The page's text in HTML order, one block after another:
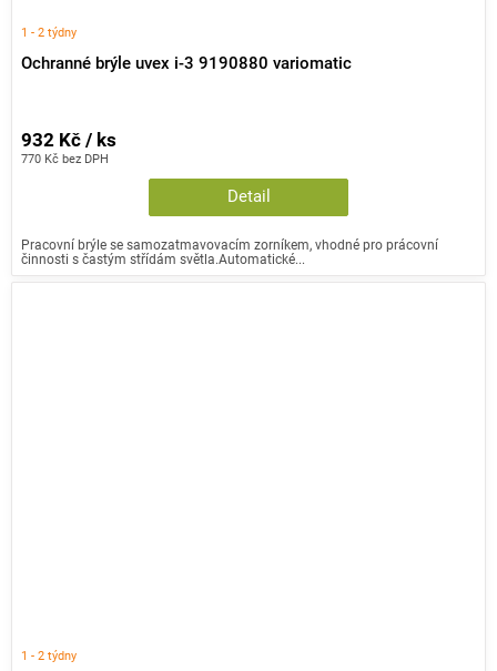
Ochranné brýle uvex i-3 9190880 variomatic
1 - 2 týdny
770 Kč bez DPH
932 Kč / ks
Detail
Pracovní brýle se samozatmavovacím zorníkem, vhodné pro prácovní
činnosti s častým střídám světla.Automatické...
1 - 2 týdny